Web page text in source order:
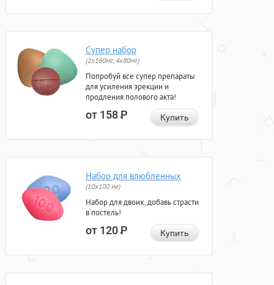
Супер набор
(2х160мг, 4х80мг)
Попробуй все супер препараты
для усиления эрекции и
продления полового акта!
от 158Р Купить
Набор для влюбленных
(10х100 мг)
Набор для двоих, добавь страсти
в постель!
от 120Р Купить